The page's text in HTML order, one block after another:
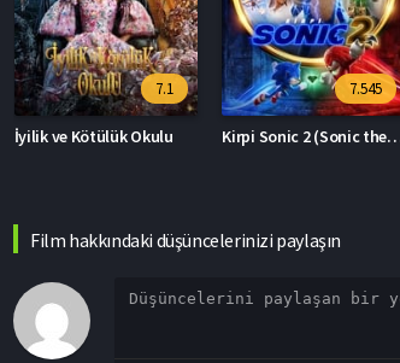
7.545 5.927
Boş Zaman (Me Time)
Film hakkındaki düşüncelerinizi paylaşın